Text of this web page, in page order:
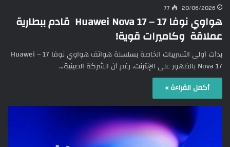
20/06/2026
77
هواوي نوفا 17 – Huawei Nova 17 قادم ببطارية
عملاقة وكاميرات قوية!
بدأت أولى التسريبات الخاصة بسلسلة هواتف هواوي نوفا 17 – Huawei
Nova 17 بالظهور على الإنترنت، رغم أن الشركة الصينية…
أكمل القراءة »